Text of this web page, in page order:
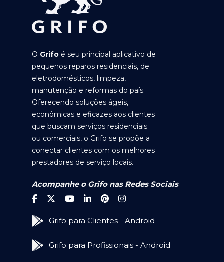
O Grifo é seu principal aplicativo de
pequenos reparos residenciais, de
eletrodomésticos, limpeza,
manutenção e reformas do país.
Oferecendo soluções ágeis,
econômicas e eficazes aos clientes
que buscam serviços residenciais
ou comerciais, o Grifo se propõe a
conectar clientes com os melhores
prestadores de serviço locais.
Acompanhe o Grifo nas Redes Sociais
Grifo para Clientes - Android
Grifo para Profissionais - Android